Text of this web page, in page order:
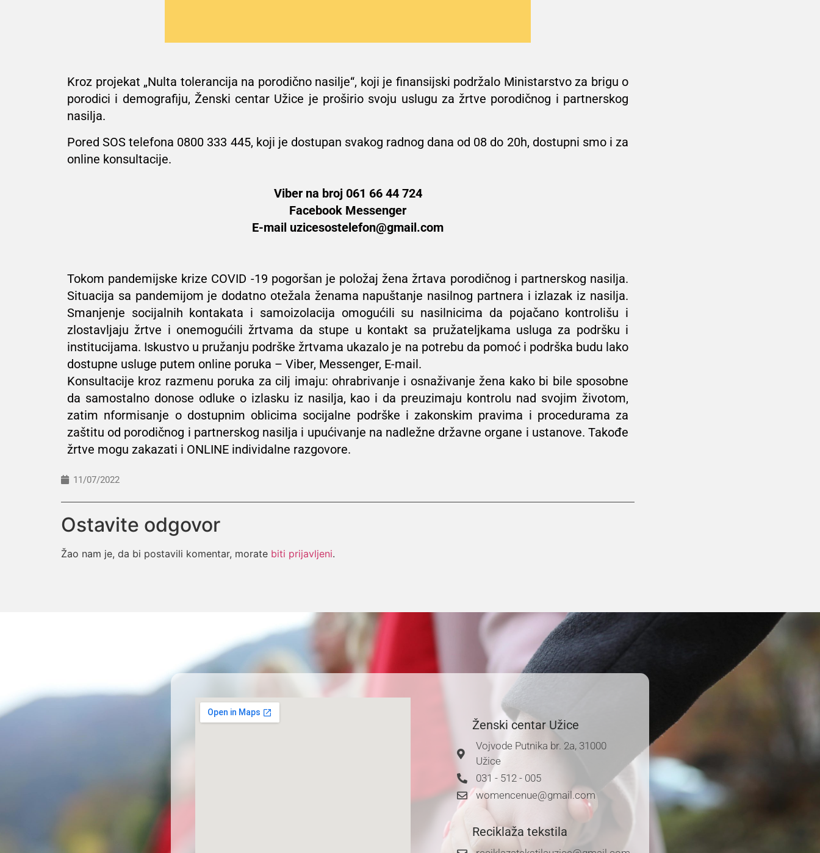
Kroz projekat „Nulta tolerancija na porodično nasilje“, koji je finansijski podržalo Ministarstvo za brigu o
porodici i demografiju, Ženski centar Užice je proširio svoju uslugu za žrtve porodičnog i partnerskog
nasilja.
Pored SOS telefona 0800 333 445, koji je dostupan svakog radnog dana od 08 do 20h, dostupni smo i za
online konsultacije.
Viber na broj 061 66 44 724
Facebook Messenger
E-mail uzicesostelefon@gmail.com
Tokom pandemijske krize COVID -19 pogoršan je položaj žena žrtava porodičnog i partnerskog nasilja.
Situacija sa pandemijom je dodatno otežala ženama napuštanje nasilnog partnera i izlazak iz nasilja.
Smanjenje socijalnih kontakata i samoizolacija omogućili su nasilnicima da pojačano kontrolišu i
zlostavljaju žrtve i onemogućili žrtvama da stupe u kontakt sa pružateljkama usluga za podršku i
institucijama. Iskustvo u pružanju podrške žrtvama ukazalo je na potrebu da pomoć i podrška budu lako
dostupne usluge putem online poruka – Viber, Messenger, E-mail.
Konsultacije kroz razmenu poruka za cilj imaju: ohrabrivanje i osnaživanje žena kako bi bile sposobne
da samostalno donose odluke o izlasku iz nasilja, kao i da preuzimaju kontrolu nad svojim životom,
zatim nformisanje o dostupnim oblicima socijalne podrške i zakonskim pravima i procedurama za
zaštitu od porodičnog i partnerskog nasilja i upućivanje na nadležne državne organe i ustanove. Takođe
žrtve mogu zakazati i ONLINE individalne razgovore.
11/07/2022
Ostavite odgovor
Žao nam je, da bi postavili komentar, morate biti prijavljeni.
Ženski centar Užice
Vojvode Putnika br. 2a, 31000
Užice
031 - 512 - 005
womencenue@gmail.com
Reciklaža tekstila